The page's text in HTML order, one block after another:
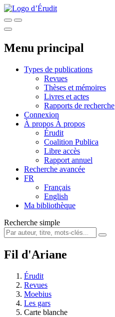
Menu principal
Types de publications
Revues
Thèses et mémoires
Livres et actes
Rapports de recherche
Connexion
À propos À propos
Érudit
Coalition Publica
Libre accès
Rapport annuel
Recherche avancée
FR
Français
English
Ma bibliothèque
Recherche simple
Fil d'Ariane
Érudit
Revues
Moebius
Les gars
Carte blanche